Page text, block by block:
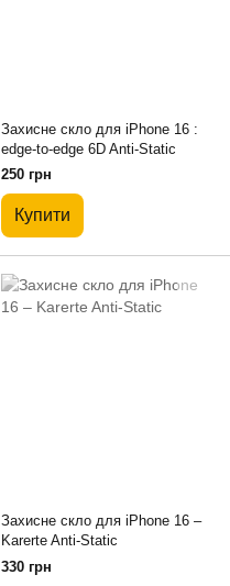
Захисне скло для iPhone 16 :
edge-to-edge 6D Anti-Static
250 грн
Купити
Захисне скло для iPhone 16 –
Karerte Anti-Static
330 грн